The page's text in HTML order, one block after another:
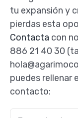
tu expansión y
pierdas esta
Contacta con
886 21 40 30
puedes rellenar
contacto: